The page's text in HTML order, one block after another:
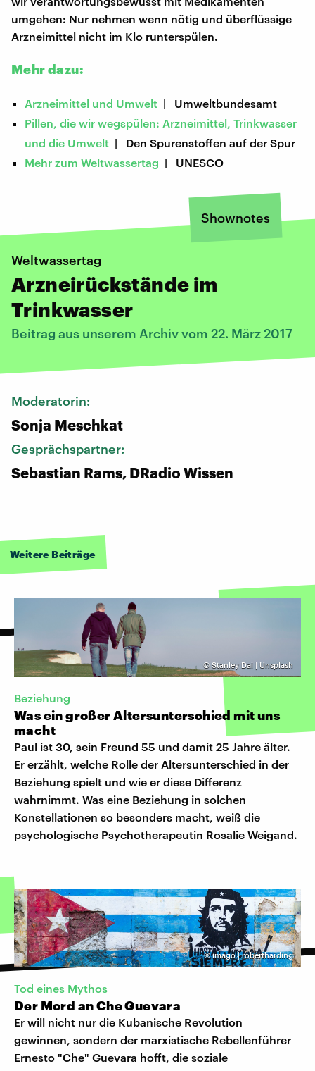
umgehen: Nur nehmen wenn nötig und überflüssige
Arzneimittel nicht im Klo runterspülen.
Mehr dazu:
Arzneimittel und Umwelt | Umweltbundesamt
Pillen, die wir wegspülen: Arzneimittel, Trinkwasser
und die Umwelt | Den Spurenstoffen auf der Spur
Mehr zum Weltwassertag | UNESCO
Shownotes
Weltwassertag
Arzneirückstände im
Trinkwasser
Beitrag aus unserem Archiv vom 22. März 2017
Moderatorin:
Sonja Meschkat
Gesprächspartner:
Sebastian Rams, DRadio Wissen
Weitere Beiträge
© Stanley Dai | Unsplash
Beziehung
Was ein großer Altersunterschied mit uns
macht
Paul ist 30, sein Freund 55 und damit 25 Jahre älter.
Er erzählt, welche Rolle der Altersunterschied in der
Beziehung spielt und wie er diese Differenz
wahrnimmt. Was eine Beziehung in solchen
Konstellationen so besonders macht, weiß die
psychologische Psychotherapeutin Rosalie Weigand.
©imago | robertharding
Tod eines Mythos
Der Mord an Che Guevara
Er will nicht nur die Kubanische Revolution
gewinnen, sondern der marxistische Rebellenführer
Ernesto "Che" Guevara hofft, die soziale